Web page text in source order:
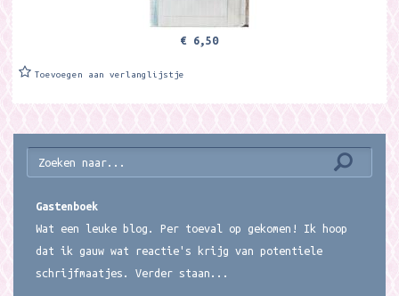
€ 6,50
Toevoegen aan verlanglijstje
Gastenboek
Wat een leuke blog. Per toeval op gekomen! Ik hoop
dat ik gauw wat reactie's krijg van potentiele
schrijfmaatjes. Verder staan...